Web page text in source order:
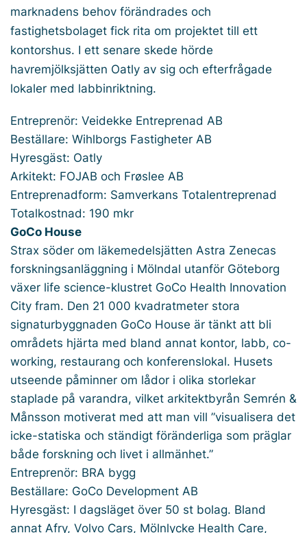
marknadens behov förändrades och
fastighetsbolaget fick rita om projektet till ett
kontorshus. I ett senare skede hörde
havremjölksjätten Oatly av sig och efterfrågade
lokaler med labbinriktning.
Entreprenör: Veidekke Entreprenad AB
Beställare: Wihlborgs Fastigheter AB
Hyresgäst: Oatly
Arkitekt: FOJAB och Frøslee AB
Entreprenadform: Samverkans Totalentreprenad
Totalkostnad: 190 mkr
GoCo House
Strax söder om läkemedelsjätten Astra Zenecas
forskningsanläggning i Mölndal utanför Göteborg
växer life science-klustret GoCo Health Innovation
City fram. Den 21 000 kvadratmeter stora
signaturbyggnaden GoCo House är tänkt att bli
områdets hjärta med bland annat kontor, labb, co-
working, restaurang och konferenslokal. Husets
utseende påminner om lådor i olika storlekar
staplade på varandra, vilket arkitektbyrån Semrén &
Månsson motiverat med att man vill ”visualisera det
icke-statiska och ständigt föränderliga som präglar
både forskning och livet i allmänhet.”
Entreprenör: BRA bygg
Beställare: GoCo Development AB
Hyresgäst: I dagsläget över 50 st bolag. Bland
annat Afry, Volvo Cars, Mölnlycke Health Care,